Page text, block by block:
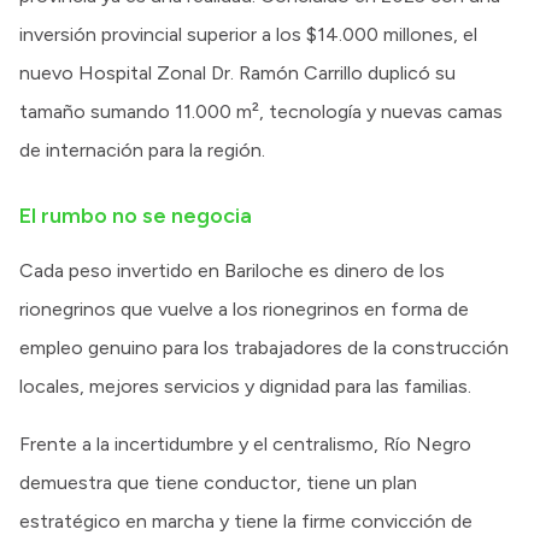
inversión provincial superior a los $14.000 millones, el
nuevo Hospital Zonal Dr. Ramón Carrillo duplicó su
tamaño sumando 11.000 m², tecnología y nuevas camas
de internación para la región.
El rumbo no se negocia
Cada peso invertido en Bariloche es dinero de los
rionegrinos que vuelve a los rionegrinos en forma de
empleo genuino para los trabajadores de la construcción
locales, mejores servicios y dignidad para las familias.
Frente a la incertidumbre y el centralismo, Río Negro
demuestra que tiene conductor, tiene un plan
estratégico en marcha y tiene la firme convicción de